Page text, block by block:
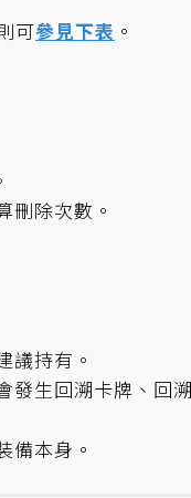
可參見下表 。
刪除次數。
議持有。
發生回溯卡牌、回
備本身。